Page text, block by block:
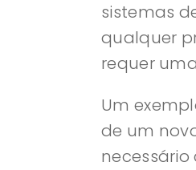
sistemas
qualquer
requer
Um
de um